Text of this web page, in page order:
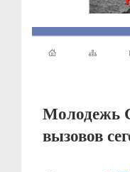
Молодежь
вызовов